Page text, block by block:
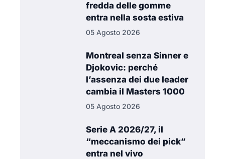
fredda delle gomme
entra nella sosta estiva
05 Agosto 2026
Montreal senza Sinner e
Djokovic: perché
l’assenza dei due leader
cambia il Masters 1000
05 Agosto 2026
Serie A 2026/27, il
“meccanismo dei pick”
entra nel vivo